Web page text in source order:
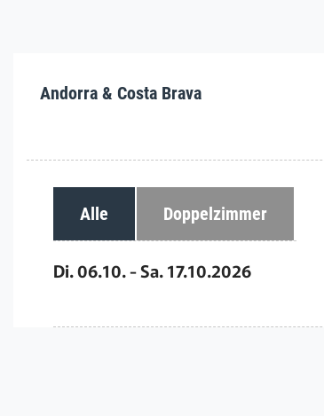
Andorra & Costa Brava
Alle Doppelzimmer
Di. 06.10. - Sa. 17.10.2026